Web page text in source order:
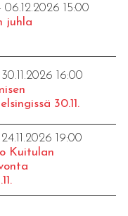
06.12.2026 15:00
juhla
16:00
30.11.
19:00
Kuitulan